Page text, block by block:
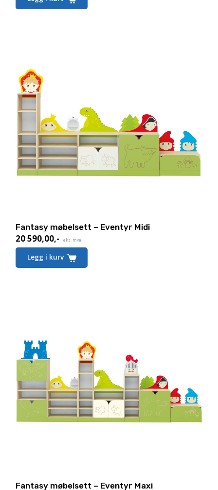
Fantasy møbelsett – Eventyr Midi
20 590,00,- eks. mva.
Legg i kurv
Fantasy møbelsett – Eventyr Maxi